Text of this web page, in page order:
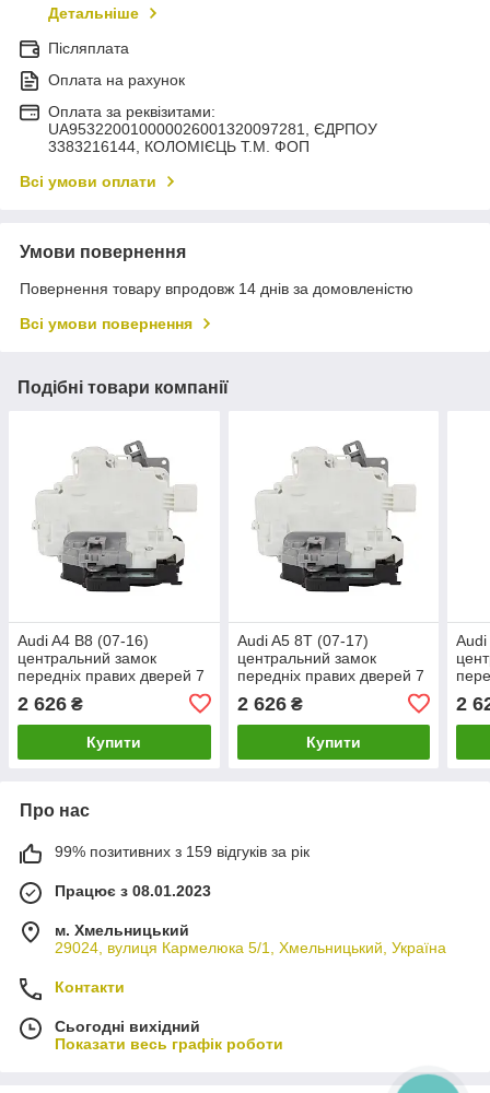
Детальніше
Післяплата
Оплата на рахунок
Оплата за реквізитами:
UA953220010000026001320097281, ЄДРПОУ
3383216144, КОЛОМIЄЦЬ Т.М. ФОП
Всі умови оплати
Умови повернення
Повернення товару впродовж 14 днів за домовленістю
Всі умови повернення
Подібні товари компанії
Audi A4 B8 (07-16)
центральний замок
передніх правих дверей 7
2 626 ₴
Купити
Audi A5 8T (07-17)
центральний замок
передніх правих дверей 7
2 626₴
Купити
2
Про нас
99% позитивних з 159 відгуків за рік
Працює з 08.01.2023
м. Хмельницький
29024, вулиця Кармелюка 5/1, Хмельницький, Україна
Контакти
Сьогодні вихідний
Показати весь графік роботи